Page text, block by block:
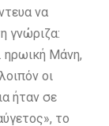
να
γνώριζα:
ηρωική Μάνη,
οι
ήταν σε
το